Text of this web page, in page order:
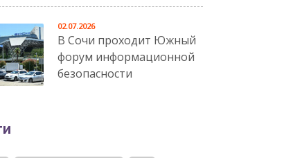
В Сочи проходит Южный
форум информационной
безопасности
02.07.2026